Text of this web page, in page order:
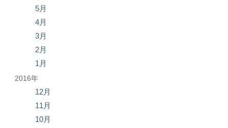
5月
4月
3月
2月
1月
2016年
12月
11月
10月